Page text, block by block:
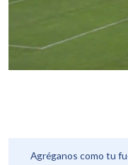
Agréganos como tu